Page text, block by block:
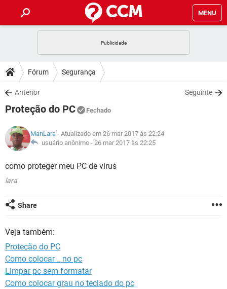
MENU
CELULAR
OUTLOOK
INSTAGRAM
GUIA DE COMPRAS
DICAS
JOGOS
INSTAGRAM GMAIL
GUIA DE COMPRAS
DOWNLOADS
JOGOS
CELULAR
OUTLOOK EXCEL
GUIA DE COMPRAS
JOGOS WHATSAPP
CELULAR
OUTLOOK
GUIA DE COMPRAS
GLOSSÁRIO
CELULAR
GUIA DE COMPRAS
Fórum Segurança
Anterior Seguinte
Proteção do PC Fechado
ManLara - Atualizado em 26 mar 2017 às 22:24
usuário anônimo - 26 mar 2017 às 22:25
como proteger meu PC de virus
lara
Share
Veja também:
Proteção do PC
Como colocar _ no pc
Limpar pc sem formatar
Como colocar grau no teclado do pc